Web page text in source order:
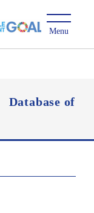
Database of